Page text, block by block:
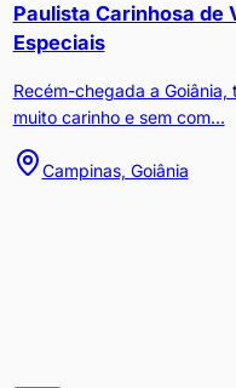
Paulista Carinhosa de
Especiais
Recém-chegada a
muito carinho e sem com...
Campinas, Goiânia